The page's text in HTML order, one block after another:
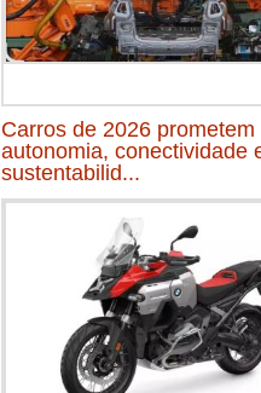
Carros de 2026 prometem
autonomia, conectividade
sustentabilid...